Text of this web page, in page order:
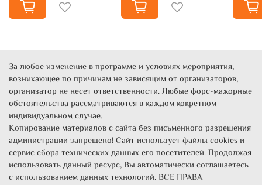
За любое изменение в программе и условиях мероприятия,
возникающее по причинам не зависящим от организаторов,
организатор не несет ответственности. Любые форс-мажорные
обстоятельства рассматриваются в каждом кокретном
индивидуальном случае.
Копирование материалов с сайта без письменного разрешения
администрации запрещено! Сайт использует файлы cookies и
сервис сбора технических данных его посетителей. Продолжая
использовать данный ресурс, Вы автоматически соглашаетесь
с использованием данных технологий. ВСЕ ПРАВА